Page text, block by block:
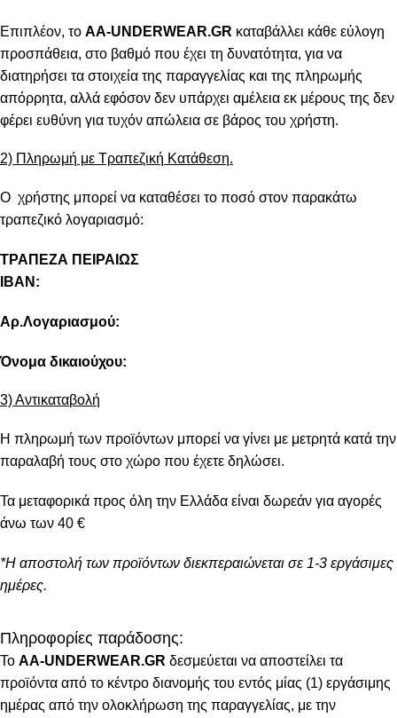
Επιπλέον, το AA-UNDERWEAR.GR καταβάλλει κάθε εύλογη
προσπάθεια, στο βαθμό που έχει τη δυνατότητα, για να
διατηρήσει τα στοιχεία της παραγγελίας και της πληρωμής
απόρρητα, αλλά εφόσον δεν υπάρχει αμέλεια εκ μέρους της δεν
φέρει ευθύνη για τυχόν απώλεια σε βάρος του χρήστη.
2) Πληρωμή με Τραπεζική Κατάθεση.
Ο χρήστης μπορεί να καταθέσει το ποσό στον παρακάτω
τραπεζικό λογαριασμό:
ΤΡΑΠΕΖΑ ΠΕΙΡΑΙΩΣ
IBAN:
Αρ.Λογαριασμού:
Όνομα δικαιούχου:
3) Αντικαταβολή
Η πληρωμή των προϊόντων μπορεί να γίνει με μετρητά κατά την
παραλαβή τους στο χώρο που έχετε δηλώσει.
Τα μεταφορικά προς όλη την Ελλάδα είναι δωρεάν για αγορές
άνω των 40 €
*Η αποστολή των προϊόντων διεκπεραιώνεται σε 1-3 εργάσιμες
ημέρες.
Πληροφορίες παράδοσης:
To AA-UNDERWEAR.GR δεσμεύεται να αποστείλει τα
προϊόντα από το κέντρο διανομής του εντός μίας (1) εργάσιμης
ημέρας από την ολοκλήρωση της παραγγελίας, με την